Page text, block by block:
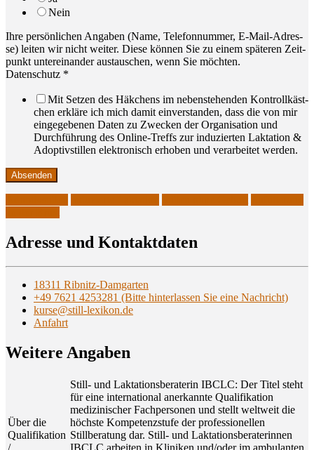
Nein
Ihre per­sön­li­chen Anga­ben (Name, Tele­fon­num­mer, E‑Mail-Adres­
se) lei­ten wir nicht wei­ter. Die­se kön­nen Sie zu einem spä­te­ren Zeit­
punkt unter­ein­an­der aus­tau­schen, wenn Sie möchten.
Daten­schutz *
Mit Set­zen des Häk­chens im neben­ste­hen­den Kon­troll­käst­
chen erklä­re ich mich damit ein­ver­stan­den, dass die von mir
ein­ge­ge­be­nen Daten zu Zwe­cken der Orga­ni­sa­ti­on und
Durch­füh­rung des Online-Treffs zur indu­zier­ten Lak­ta­ti­on &
Adop­tivstil­len elek­tro­nisch erho­ben und ver­ar­bei­tet werden.
Absenden
Adres­se und Kontaktdaten
18311 Ribnitz-Damgarten
+49 7621 4253281 (Bitte hinterlassen Sie eine Nachricht)
kurse@still-lexikon.de
Anfahrt
Wei­te­re Angaben
Über die
Qualifikation
/
Still- und Laktationsberaterin IBCLC: Der Titel steht
für eine international anerkannte Qualifikation
medizinischer Fachpersonen und stellt weltweit die
höchste Kompetenzstufe der professionellen
Stillberatung dar. Still- und Laktationsberaterinnen
IBCLC arbeiten in Kliniken und/oder im ambulanten